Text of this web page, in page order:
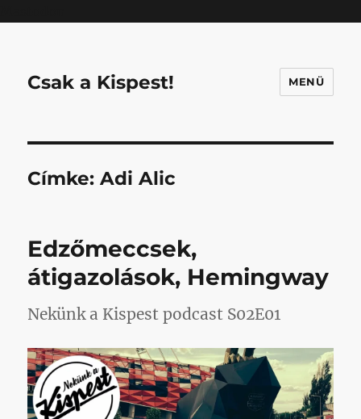
Csak a Kispest! MENÜ
Címke:Adi Alic
Edzőmeccsek,
átigazolások, Hemingway
Nekünk a Kispest podcast S02E01